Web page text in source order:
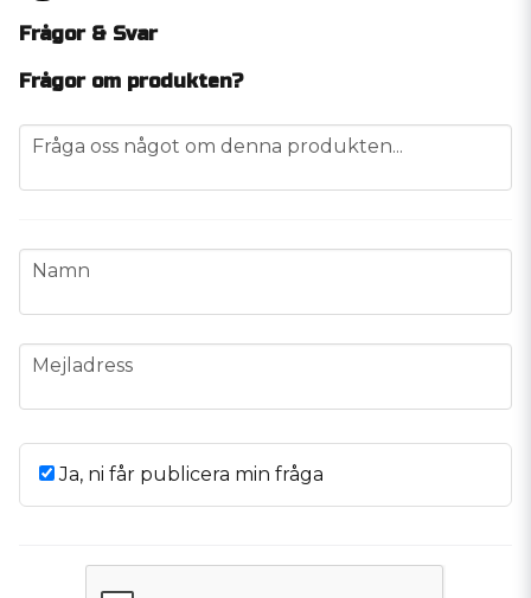
Frågor & Svar
Frågor om produkten?
question
Fråga oss något om denna produkten...
name
Namn
email
Mejladress
Ja, ni får publicera min fråga